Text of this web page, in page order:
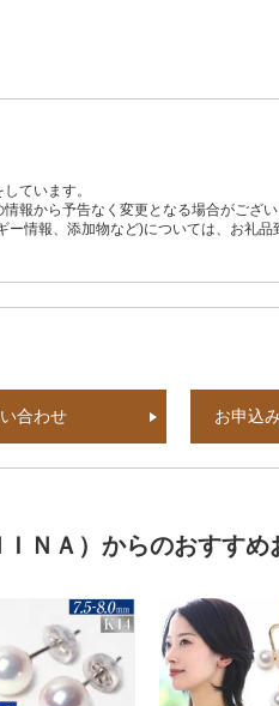
ています。
報から予告なく変更となる場合がござい
情報、添加物など)については、お礼品
合わせ お申込
ＮＡ）からのおすすめ